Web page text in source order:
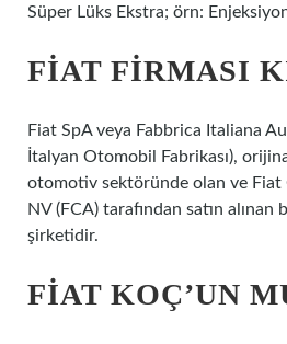
Süper Lüks Ekstra; örn:
FIAT FIRMASI
Fiat SpA veya Fabbrica Italiana
İtalyan Otomobil Fabrikası),
otomotiv sektöründe olan ve Fiat
NV (FCA) tarafından satın
şirketidir.
FIAT KOÇ’UN